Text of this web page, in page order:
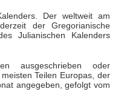
Der weltweit am
der Gregorianische
Julianischen Kalenders
ausgeschrieben oder
Teilen Europas, der
angegeben, gefolgt vom